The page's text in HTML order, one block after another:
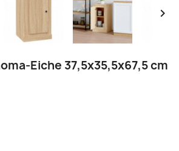

Eiche 37,5x35,5x67,5 cm